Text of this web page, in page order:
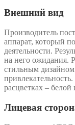
Внешний вид
Производитель
аппарат, который
деятельности.
на него ожидания.
стильным
расцветках – белой
Лицевая